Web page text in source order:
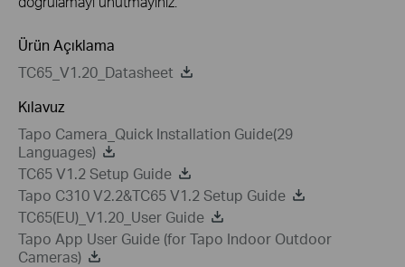
Ürün Açıklama
TC65_V1.20_Datasheet
Kılavuz
Tapo Camera_Quick Installation Guide(29
Languages)
TC65 V1.2 Setup Guide
Tapo C310 V2.2&TC65 V1.2 Setup Guide
TC65(EU)_V1.20_User Guide
Tapo App User Guide (for Tapo Indoor Outdoor
Cameras)